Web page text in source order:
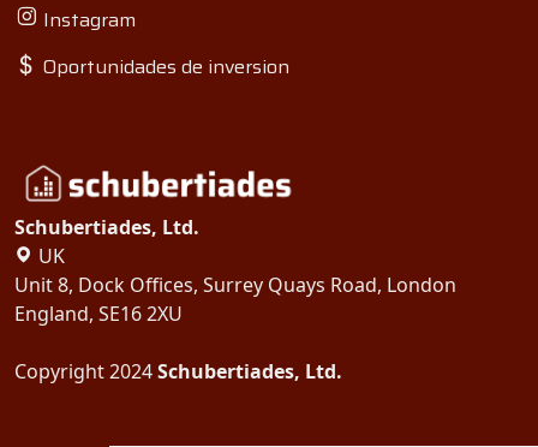
We use cookies
We use cookies and other
Instagram
Oportunidades de inversion
Schubertiades, Ltd.
UK
Unit 8, Dock Offices, Surrey Quays Road, London
England, SE16 2XU
Copyright 2024Schubertiades, Ltd.